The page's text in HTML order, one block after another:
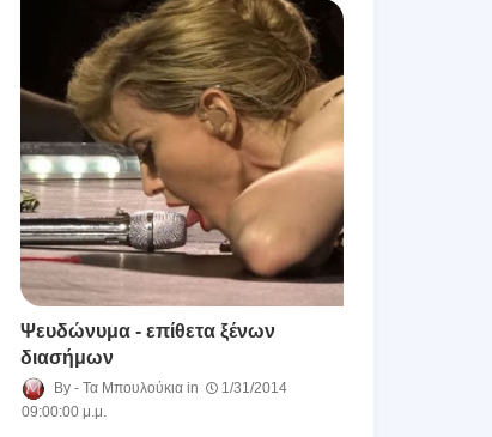
Ψευδώνυμα - επίθετα ξένων
διασήμων
Τα Μπουλούκια
1/31/2014
09:00:00 μ.μ.